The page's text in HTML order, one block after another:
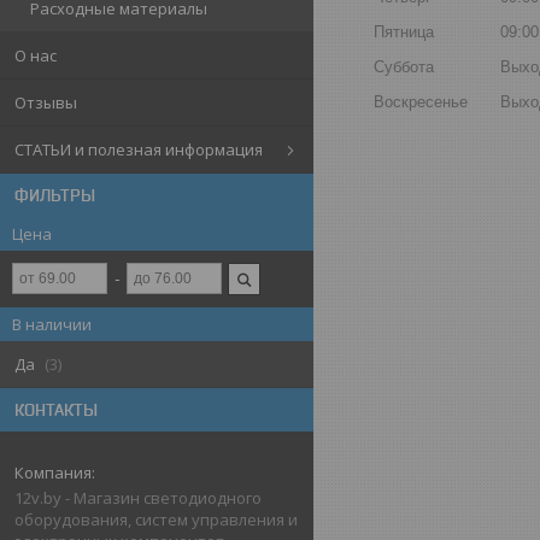
Расходные материалы
О нас
Отзывы
СТАТЬИ и полезная информация
ФИЛЬТРЫ
Цена
В наличии
Да
3
КОНТАКТЫ
12v.by - Магазин светодиодного
оборудования, систем управления и
Пятница
09:00
Суббота
Воскресенье